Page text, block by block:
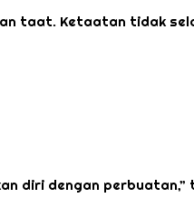
taat. Ketaatan tidak
diri dengan perbuatan,”